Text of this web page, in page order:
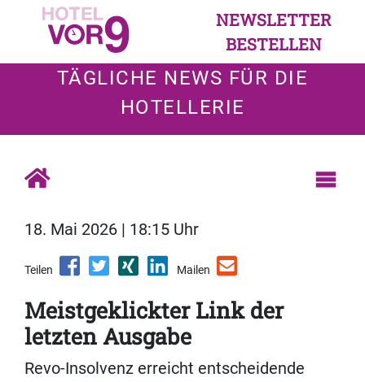
NEWSLETTER
BESTELLEN
TÄGLICHE NEWS FÜR DIE
HOTELLERIE
18. Mai 2026 | 18:15 Uhr
Teilen Mailen
Meistgeklickter Link der
letzten Ausgabe
Revo-Insolvenz erreicht entscheidende